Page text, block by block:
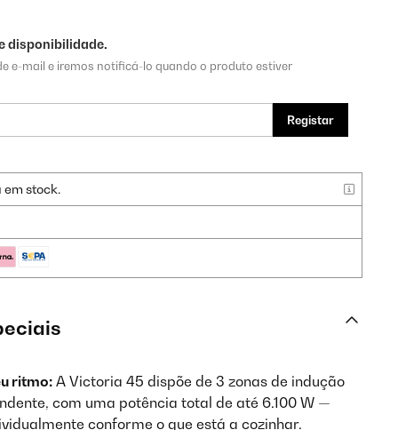
disponibilidade.
e-mail e iremos notificá-lo quando o produto estiver
Registar
em stock.
ritmo: A Victoria 45 dispõe de 3 zonas de indução
com uma potência total de até 6.100 W —
conforme o que está a cozinhar.